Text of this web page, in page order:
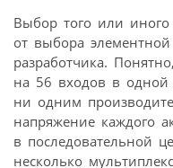
Выбор того или иного
от выбора
разработчика.
на 56 входов в одной
ни одним
напряжение каждого
в последовательной
несколько